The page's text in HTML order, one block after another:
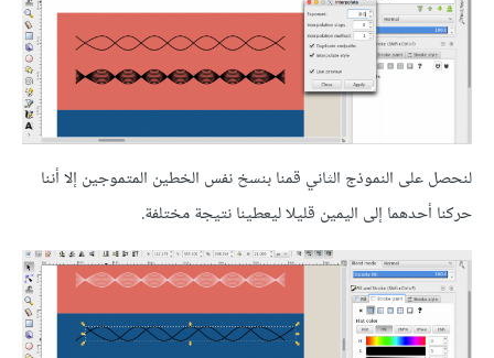
لنحصل على النموذج الثاني قمنا بنسخ نفس الخطين المتموجين إلا أننا
حركنا أحدهما إلى اليمين قليلا ليعطينا نتيجة مختلفة.